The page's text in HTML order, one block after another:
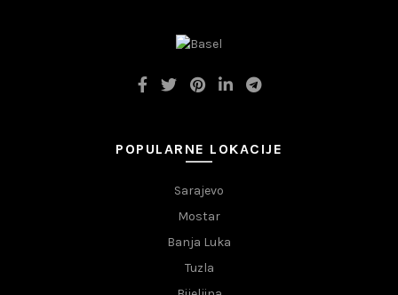
POPULARNE LOKACIJE
Sarajevo
Mostar
Banja Luka
Tuzla